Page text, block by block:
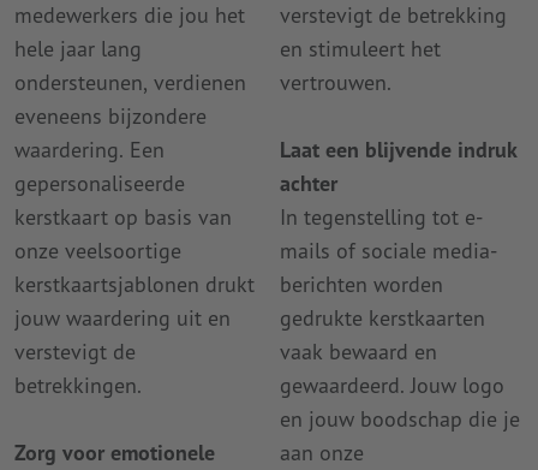
medewerkers die jou het
hele jaar lang
ondersteunen, verdienen
eveneens bijzondere
waardering. Een
gepersonaliseerde
kerstkaart op basis van
onze veelsoortige
kerstkaartsjablonen drukt
jouw waardering uit en
verstevigt de
betrekkingen.
Zorg voor emotionele
verstevigt de betrekking
en stimuleert het
vertrouwen.
Laat een blijvende indruk
achter
In tegenstelling tot e-
mails of sociale media-
berichten worden
gedrukte kerstkaarten
vaak bewaard en
gewaardeerd. Jouw logo
en jouw boodschap die je
aan onze